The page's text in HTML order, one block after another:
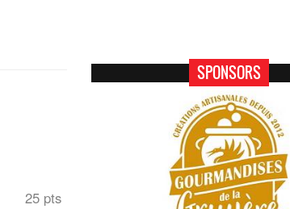
25 pts
SPONSORS